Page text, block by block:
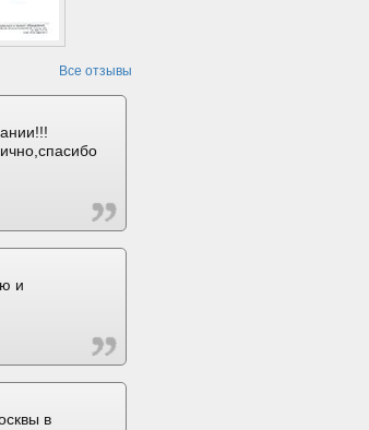
Все отзывы
и
в